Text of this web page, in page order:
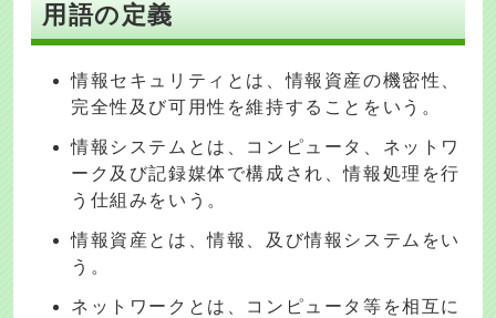
用語の定義
情報セキュリティとは、情報資産の機密性、
完全性及び可用性を維持することをいう。
情報システムとは、コンピュータ、ネットワ
ーク及び記録媒体で構成され、情報処理を行
う仕組みをいう。
情報資産とは、情報、及び情報システムをい
う。
ネットワークとは、コンピュータ等を相互に